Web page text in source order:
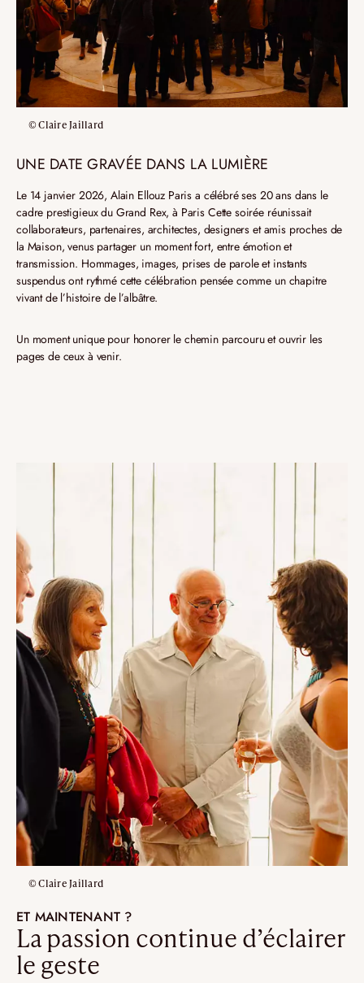
© Claire Jaillard
© Claire Jaillard
UNE DATE GRAVÉE DANS LA LUMIÈRE
Le 14 janvier 2026, Alain Ellouz Paris a célébré ses 20 ans dans le
cadre prestigieux du Grand Rex, à Paris Cette soirée réunissait
collaborateurs, partenaires, architectes, designers et amis proches de
la Maison, venus partager un moment fort, entre émotion et
transmission. Hommages, images, prises de parole et instants
suspendus ont rythmé cette célébration pensée comme un chapitre
vivant de l’histoire de l’albâtre.
Un moment unique pour honorer le chemin parcouru et ouvrir les
pages de ceux à venir.
ET MAINTENANT ?
La passion continue d’éclairer
le geste